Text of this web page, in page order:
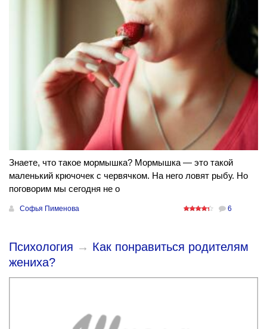
Знаете, что такое мормышка? Мормышка — это такой
маленький крючочек с червячком. На него ловят рыбу. Но
поговорим мы сегодня не о
Софья Пименова 6
Психология → Как понравиться родителям
жениха?